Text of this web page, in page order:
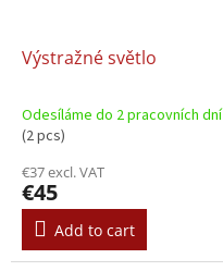
Výstražné světlo
Odesíláme do 2 pracovních dní
(2 pcs)
€37 excl. VAT
€45
Add to cart